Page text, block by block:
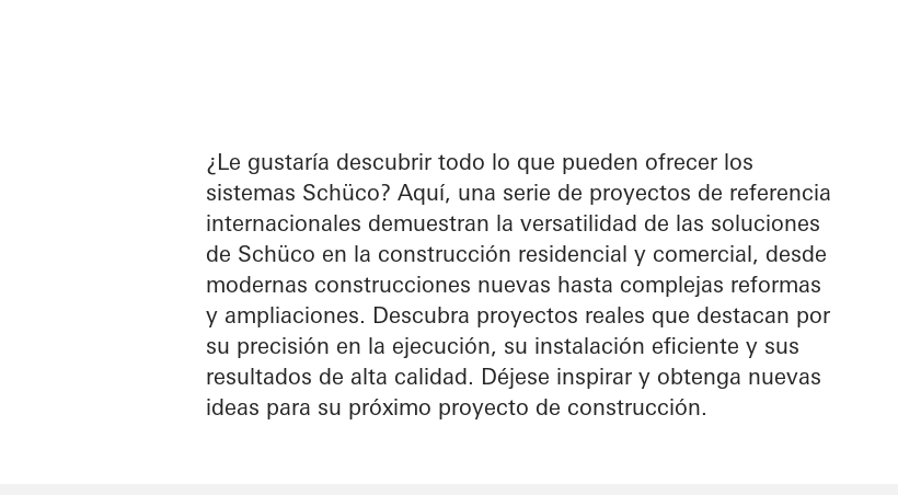
registrado¿Le gustaría descubrir todo lo que pueden ofrecer los
sistemas Schüco? Aquí, una serie de proyectos de referencia
internacionales demuestran la versatilidad de las soluciones
de Schüco en la construcción residencial y comercial, desde
modernas construcciones nuevas hasta complejas reformas
y ampliaciones. Descubra proyectos reales que destacan por
su precisión en la ejecución, su instalación eficiente y sus
resultados de alta calidad. Déjese inspirar y obtenga nuevas
ideas para su próximo proyecto de construcción.